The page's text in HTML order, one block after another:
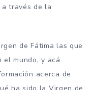
través de la
de Fátima las que
el mundo, y acá
acerca de
ha sido la Virgen de